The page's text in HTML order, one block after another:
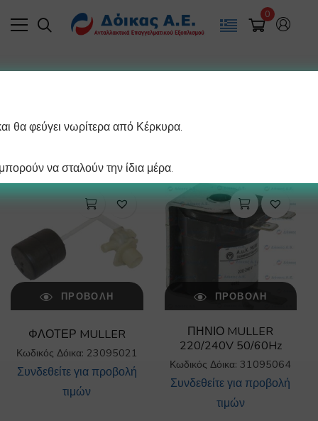
0
ΠΡΟΒΟΛΉ
ΦΛΟΤΕΡ MULLER
Κωδικός Δόικα: 23095021
Συνδεθείτε για προβολή
τιμών
ΠΡΟΒΟΛΉ
ΠΗΝΙΟ MULLER
220/240V 50/60Hz
Κωδικός Δόικα: 31095064
Συνδεθείτε για προβολή
τιμών
θα φεύγει νωρίτερα από Κέρκυρα.
να σταλούν την ίδια μέρα.